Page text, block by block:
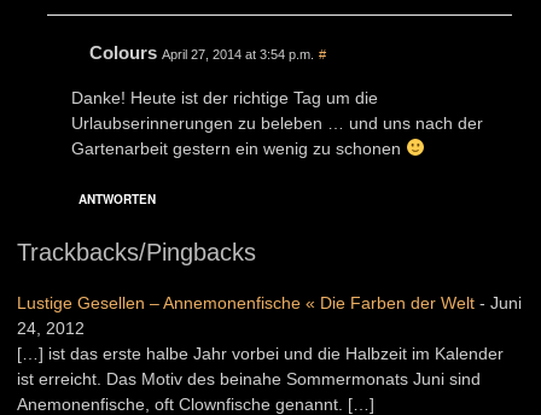
Colours April 27, 2014 at 3:54 p.m. #
Danke! Heute ist der richtige Tag um die
Urlaubserinnerungen zu beleben … und uns nach der
Gartenarbeit gestern ein wenig zu schonen
ANTWORTEN
Trackbacks/Pingbacks
Lustige Gesellen – Annemonenfische « Die Farben der Welt - Juni
24, 2012
[…] ist das erste halbe Jahr vorbei und die Halbzeit im Kalender
ist erreicht. Das Motiv des beinahe Sommermonats Juni sind
Anemonenfische, oft Clownfische genannt. […]